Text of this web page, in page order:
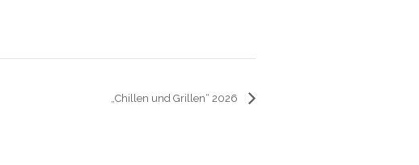
„Chillen und Grillen“ 2026